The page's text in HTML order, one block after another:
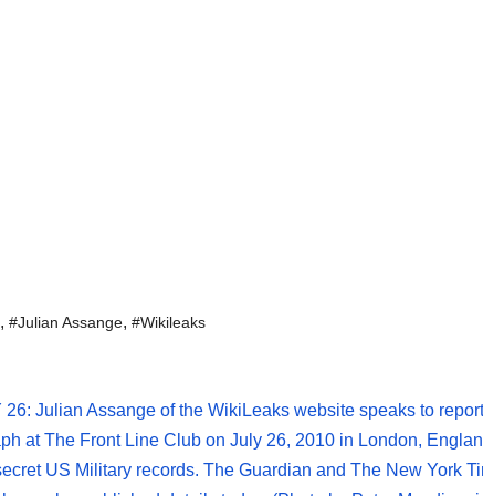
, #Julian Assange, #Wikileaks